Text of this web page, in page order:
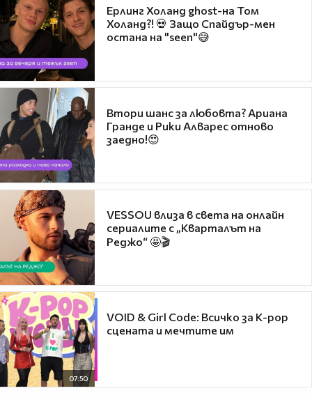
Ерлинг Холанд ghost-на Том
Холанд?! 💀 Защо Спайдър-мен
остана на "seen"😅
Втори шанс за любовта? Ариана
Гранде и Рики Алварес отново
заедно!😍
VESSOU влиза в света на онлайн
сериалите с „Кварталът на
Реджо“ 🤩🎬
07:50
VOID & Girl Code: Всичко за K-pop
сцената и мечтите им